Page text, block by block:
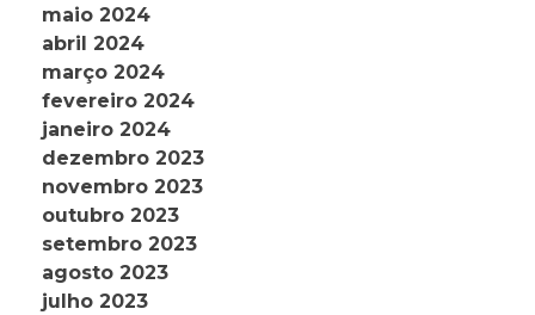
maio 2024
abril 2024
março 2024
fevereiro 2024
janeiro 2024
dezembro 2023
novembro 2023
outubro 2023
setembro 2023
agosto 2023
julho 2023